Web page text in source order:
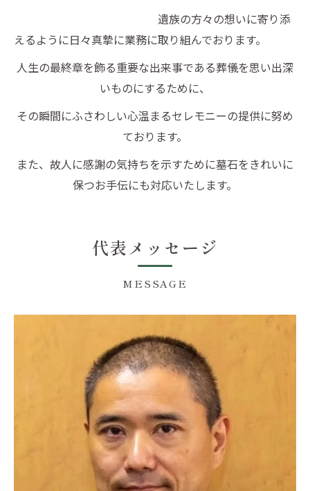
遺族の方々の想いに寄り添
えるように日々真摯に業務に取り組んでおります。
人生の最終章を飾る重要な出来事である葬儀を思い出深
いものにするために、
その瞬間にふさわしい心温まるセレモニーの提供に努め
ております。
また、故人に感謝の気持ちを示すために墓石をきれいに
保つお手伝にも対応いたします。
代表メッセージ
MESSAGE